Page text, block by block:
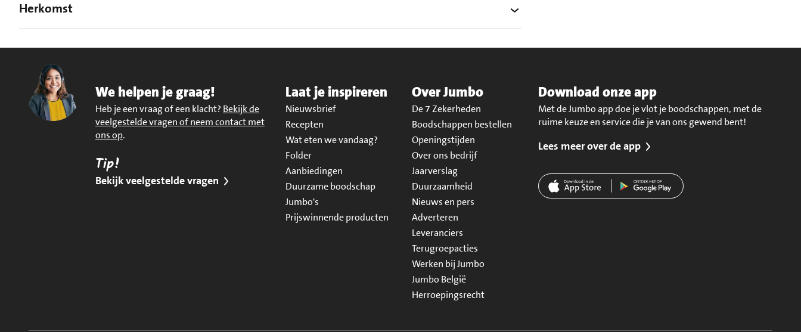
Herkomst
We helpen je graag!
Heb je een vraag of een klacht? Bekijk de
veelgestelde vragen of neem contact met
ons op.
Tip!
Bekijk veelgestelde vragen
Laat je inspireren
Nieuwsbrief
Recepten
Wat eten we vandaag?
Folder
Aanbiedingen
Duurzame boodschap
Jumbo's
Prijswinnende producten
Over Jumbo
De 7 Zekerheden
Boodschappen bestellen
Openingstijden
Over ons bedrijf
Jaarverslag
Duurzaamheid
Nieuws en pers
Adverteren
Leveranciers
Terugroepacties
Werken bij Jumbo
Jumbo België
Herroepingsrecht
Download onze app
Met de Jumbo app doe je vlot je boodschappen, met de
ruime keuze en service die je van ons gewend bent!
Lees meer over de app